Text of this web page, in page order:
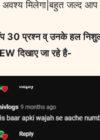
अवश्य मिलेगा|बहुत जल्द आप
30 प्रश्न व् उनके हल
दिखाए जा रहे है-